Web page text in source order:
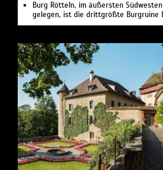
Burg Rötteln, im äußersten
gelegen, ist die drittgrößte Burgruine